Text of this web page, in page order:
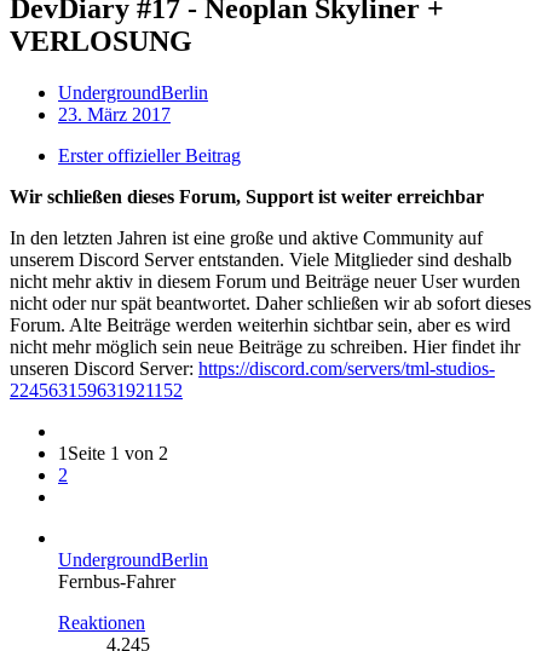
DevDiary #17 - Neoplan Skyliner +
VERLOSUNG
UndergroundBerlin
23. März 2017
Erster offizieller Beitrag
Wir schließen dieses Forum, Support ist weiter erreichbar
In den letzten Jahren ist eine große und aktive Community auf
unserem Discord Server entstanden. Viele Mitglieder sind deshalb
nicht mehr aktiv in diesem Forum und Beiträge neuer User wurden
nicht oder nur spät beantwortet. Daher schließen wir ab sofort dieses
Forum. Alte Beiträge werden weiterhin sichtbar sein, aber es wird
nicht mehr möglich sein neue Beiträge zu schreiben. Hier findet ihr
unseren Discord Server: https://discord.com/servers/tml-studios-
224563159631921152
1 Seite 1 von 2
2
UndergroundBerlin
Fernbus-Fahrer
Reaktionen
4.245